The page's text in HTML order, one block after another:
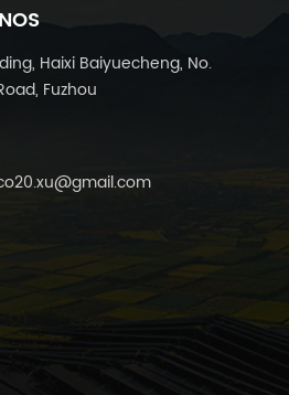
Haixi Baiyuecheng, No.
Fuzhou